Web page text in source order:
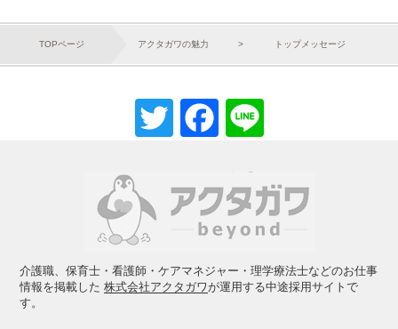
TOPページ アクタガワの魅力 トップメッセージ
TwitterFacebook
介護職、保育士・看護師・ケアマネジャー・理学療法士などのお仕事
情報を掲載した株式会社アクタガワが運用する中途採用サイトで
す。